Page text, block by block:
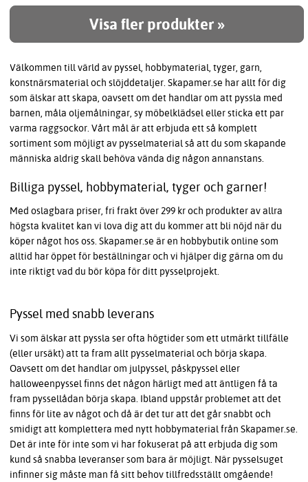
Visa fler produkter »
Välkommen till värld av pyssel, hobbymaterial, tyger, garn,
konstnärsmaterial och slöjddetaljer. Skapamer.se har allt för dig
som älskar att skapa, oavsett om det handlar om att pyssla med
barnen, måla oljemålningar, sy möbelklädsel eller sticka ett par
varma raggsockor. Vårt mål är att erbjuda ett så komplett
sortiment som möjligt av pysselmaterial så att du som skapande
människa aldrig skall behöva vända dig någon annanstans.
Billiga pyssel, hobbymaterial, tyger och garner!
Med oslagbara priser, fri frakt över 299 kr och produkter av allra
högsta kvalitet kan vi lova dig att du kommer att bli nöjd när du
köper något hos oss. Skapamer.se är en hobbybutik online som
alltid har öppet för beställningar och vi hjälper dig gärna om du
inte riktigt vad du bör köpa för ditt pysselprojekt.
Pyssel med snabb leverans
Vi som älskar att pyssla ser ofta högtider som ett utmärkt tillfälle
(eller ursäkt) att ta fram allt pysselmaterial och börja skapa.
Oavsett om det handlar om julpyssel, påskpyssel eller
halloweenpyssel finns det någon härligt med att äntligen få ta
fram pyssellådan börja skapa. Ibland uppstår problemet att det
finns för lite av något och då är det tur att det går snabbt och
smidigt att komplettera med nytt hobbymaterial från Skapamer.se.
Det är inte för inte som vi har fokuserat på att erbjuda dig som
kund så snabba leveranser som bara är möjligt. När pysselsuget
infinner sig måste man få sitt behov tillfredsställt omgående!